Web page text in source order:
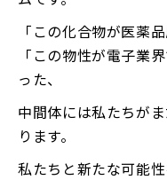
「この化合物が医薬
「この物性が電子業
った、
中間体には私たちが
ります。
私たちと新たな可能